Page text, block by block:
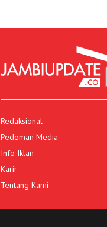
Redaksional
Pedoman Media
Info Iklan
Karir
Tentang Kami